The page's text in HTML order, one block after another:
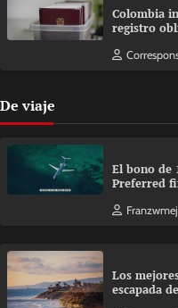
Colombia
registro
De viaje
El bono de
Preferred
Los
escapada